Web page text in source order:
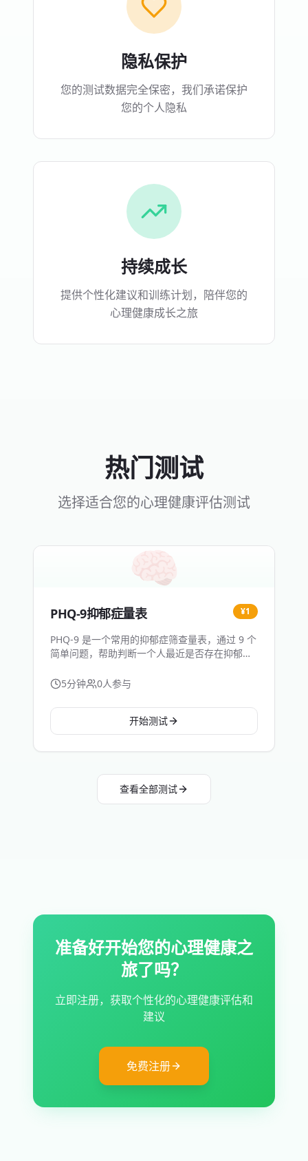
隐私保护
您的测试数据完全保密，我们承诺保护
您的个人隐私
持续成长
提供个性化建议和训练计划，陪伴您的
心理健康成长之旅
热门测试
选择适合您的心理健康评估测试
🧠
PHQ-9抑郁症量表 ¥1
PHQ-9 是一个常用的抑郁症筛查量表，通过 9 个
简单问题，帮助判断一个人最近是否存在抑郁情
断，但能帮助我们尽早发现问题。
5分钟 0人参与
开始测试
查看全部测试
准备好开始您的心理健康之
旅了吗？
立即注册，获取个性化的心理健康评估和
建议
免费注册